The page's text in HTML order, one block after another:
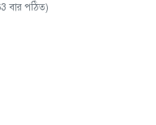
বার পঠিত)